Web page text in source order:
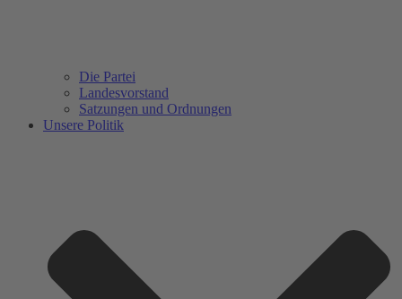
Die Partei
Landesvorstand
Satzungen und Ordnungen
Unsere Politik